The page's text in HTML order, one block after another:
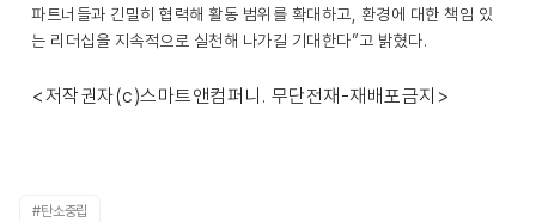
파트너들과 긴밀히 협력해 활동 범위를 확대하고, 환경에 대한 책임 있
는 리더십을 지속적으로 실천해 나가길 기대한다”고 밝혔다.
<저작권자(c)스마트앤컴퍼니. 무단전재-재배포금지>
#탄소중립